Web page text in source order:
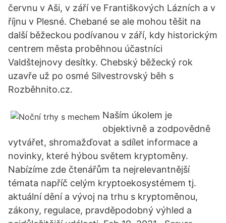
červnu v Aši, v září ve Františkových Lázních a v
říjnu v Plesné. Chebané se ale mohou těšit na
další běžeckou podívanou v září, kdy historickým
centrem města proběhnou účastníci
Valdštejnovy desítky. Chebský běžecký rok
uzavře už po osmé Silvestrovský běh s
Rozběhnito.cz.
Naším úkolem je
objektivně a zodpovědně
vytvářet, shromažďovat a sdílet informace a
novinky, které hýbou světem kryptoměny.
Nabízíme zde čtenářům ta nejrelevantnější
témata napříč celým kryptoekosystémem tj.
aktuální dění a vývoj na trhu s kryptoměnou,
zákony, regulace, pravděpodobný výhled a